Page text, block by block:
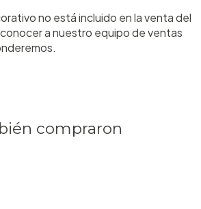
no está incluido en la venta del
a nuestro equipo de ventas
compraron